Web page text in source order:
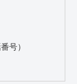
号）